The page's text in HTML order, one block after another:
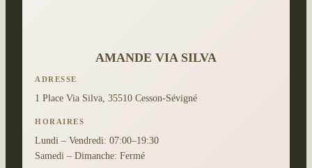
AMANDE VIA SILVA
ADRESSE
1 Place Via Silva, 35510 Cesson-Sévigné
HORAIRES
Lundi – Vendredi: 07:00–19:30
Samedi – Dimanche: Fermé